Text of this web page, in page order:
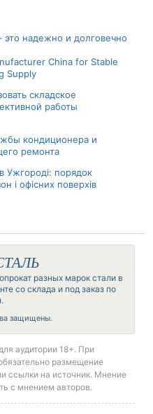
это надежно и долговечно
China for Stable
Supply
складское
работы
кондиционера и
ремонта
в Ужгороді: порядок
і офісних поверхів
разных марок стали в
со склада и под заказ по
защищены.
аудитории 18+. При
размещение
ссылки на источник. Мнение
с мнением авторов.